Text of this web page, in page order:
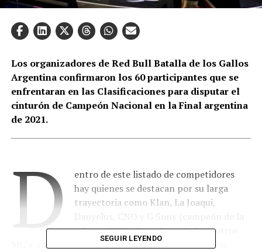
Los organizadores de Red Bull Batalla de los Gallos
Argentina confirmaron los 60 participantes que se
enfrentaran en las Clasificaciones para disputar el
cinturón de Campeón Nacional en la Final argentina
de 2021.
D
entro de este listado de competidores
hay quienes se destacan por su larga
trayectoria como Klan, La Joaqui,
Danyelus, CNO y G Sony (campeón de la
edición 2014). Completan la lista otros
MC’s con un buen presente y proyección como los
SEGUIR LEYENDO